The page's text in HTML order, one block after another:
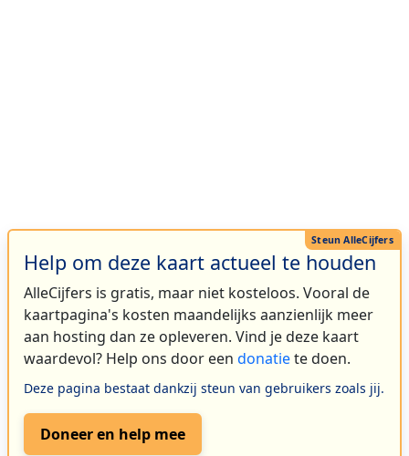
Help om deze kaart actueel te houden
AlleCijfers is gratis, maar niet kosteloos. Vooral de
kaartpagina's kosten maandelijks aanzienlijk meer
aan hosting dan ze opleveren. Vind je deze kaart
waardevol? Help ons door een donatiete doen.
Deze pagina bestaat dankzij steun van gebruikers zoals jij.
Doneer en help mee